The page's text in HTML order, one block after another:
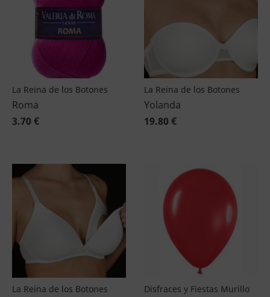
La Reina de los Botones
Roma
3.70 €
La Reina de los Botones
Yolanda
19.80 €
La Reina de los Botones Disfraces y Fiestas Murillo